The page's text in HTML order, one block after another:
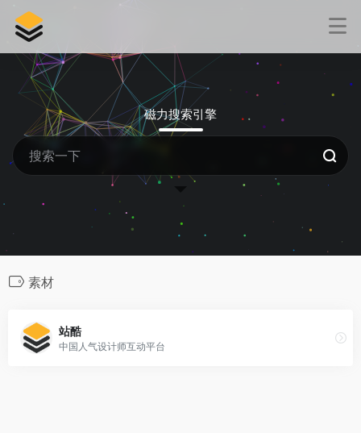
磁力搜索引擎
素材
站酷
中国人气设计师互动平台